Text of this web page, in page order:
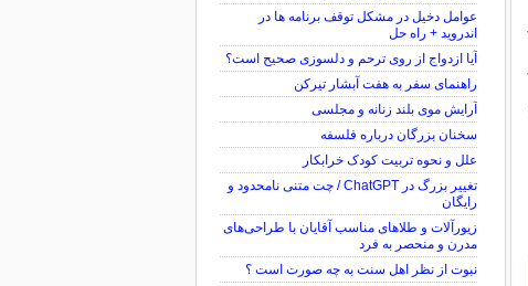
عوامل دخیل در مشکل توقف برنامه ها در
اندروید + راه حل
آیا ازدواج از روی ترحم و دلسوزی صحیح است؟
راهنمای سفر به هفت آبشار تیرکن
آرایش موی بلند زنانه و مجلسی
سخنان بزرگان درباره فلسفه
علل و نحوه تربیت کودک خرابکار
تغییر بزرگ در ChatGPT / چت متنی نامحدود و
رایگان
زیورآلات و طلاهای مناسب آقایان با طراحی‌های
مدرن و منحصر به فرد
نبوت از نظر اهل سنت به چه صورت است ؟